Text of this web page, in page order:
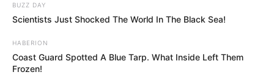
BUZZ DAY
Scientists Just Shocked The World In The Black Sea!
HABERION
Coast Guard Spotted A Blue Tarp. What Inside Left Them
Frozen!